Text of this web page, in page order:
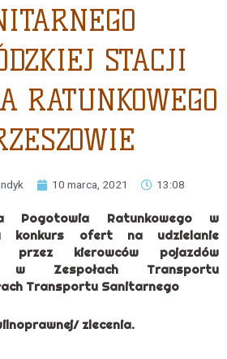
STACJI
RATUNKOWEGO
10 marca, 2021 13:08
Pogotowia Ratunkowego w
konkurs ofert na udzielanie
kierowców pojazdów
w Zespołach Transportu
Transportu Sanitarnego
zlecenia.